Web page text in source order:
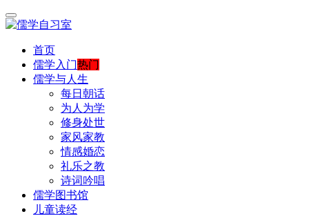
首页
儒学入门热门
儒学与人生
每日朝话
为人为学
修身处世
家风家教
情感婚恋
礼乐之教
诗词吟唱
儒学图书馆
儿童读经